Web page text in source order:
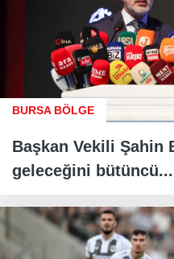
BURSA BÖLGE
Başkan Vekili Şahin
geleceğini bütüncü...